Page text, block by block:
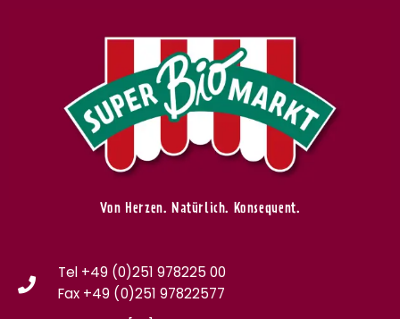
Von Herzen. Natürlich. Konsequent.
Tel +49 (0)251 978225 00
Fax +49 (0)251 97822577